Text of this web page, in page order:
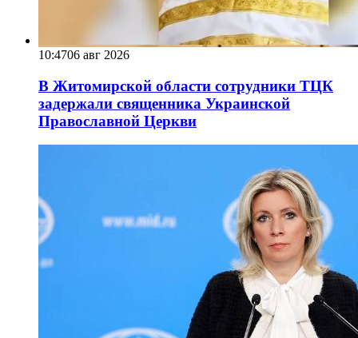
10:4706 авг 2026
В Житомирской области сотрудники ТЦК
задержали священника Украинской
Православной Церкви